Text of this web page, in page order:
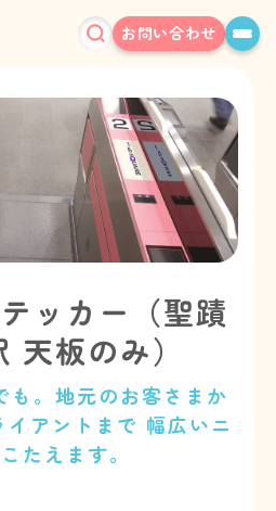
お問い合わせ
ッカー（聖蹟
天板のみ）
も。地元のお客さまか
イアントまで 幅広いニ
たえます。